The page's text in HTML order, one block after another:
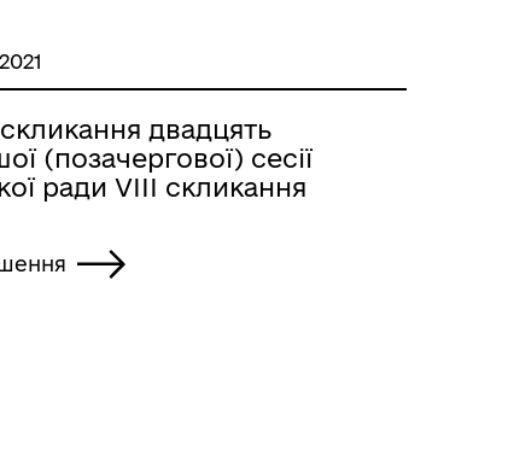
двадцять
(позачергової) сесії
ради VIІI скликання